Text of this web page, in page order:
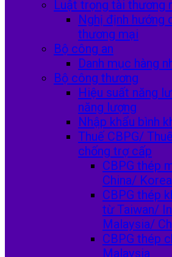
Luật trọng tài thương
Nghị định hướng
thương mại
Bộ công an
Danh mục hàng
Bộ công thương
Hiệu suất năng
năng lượng
Nhập khẩu bình
Thuế CBPG/
chống trợ cấp
CBPG thép
China/ Korea
CBPG thép
từ Taiwan/
Malaysia/
CBPG thép
Malaysia